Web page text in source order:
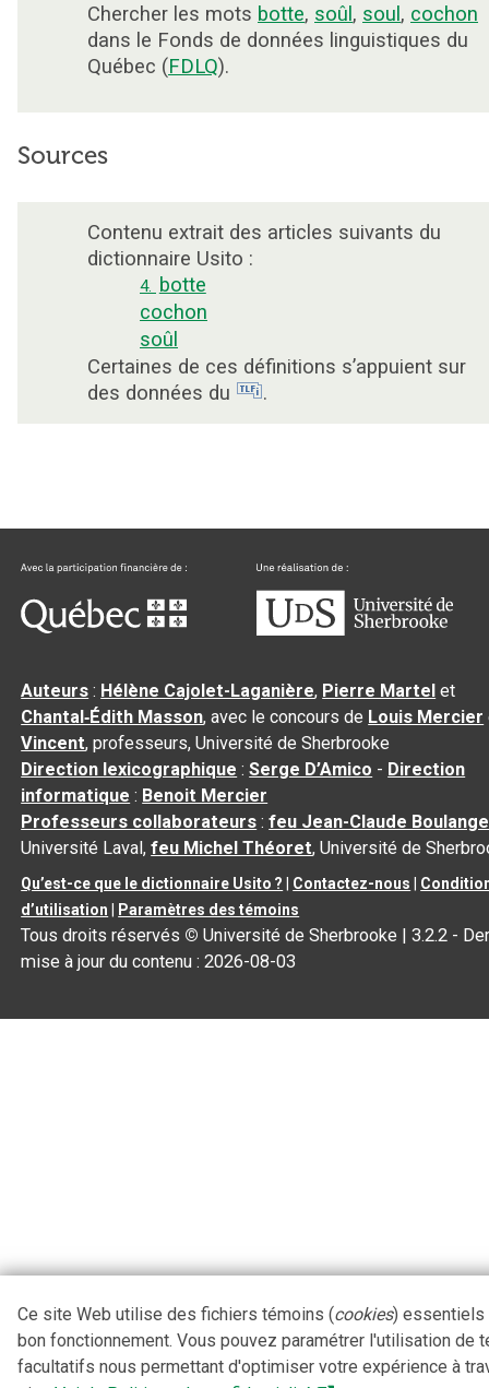
Chercher les mots botte, soûl , soul , cochon
dans le Fonds de données linguistiques du
Québec (FDLQ).
Sources
Contenu extrait des articles suivants du
dictionnaire Usito :
4. botte
cochon
soûl
Certaines de ces définitions s’appuient sur
des données du
.
Auteurs : Hélène Cajolet-Laganière, Pierre Martel et
Chantal‑Édith Masson, avec le concours de Louis Mercier
Vincent, professeurs, Université de Sherbrooke
Direction lexicographique :Serge D’Amico - Direction
informatique : Benoit Mercier
Professeurs collaborateurs :feu Jean-Claude
Université Laval,feu Michel Théoret, Université de
Qu’est-ce que le dictionnaire Usito ? Contactez-nous
d’utilisation
Paramètres des témoins
Tous droits réservés © Université de Sherbrooke |3.2.2 -
mise à jour du contenu :2026-08-03
Ce site Web utilise des fichiers témoins (cookies) essentiels
bon fonctionnement. Vous pouvez paramétrer l'utilisation de
facultatifs nous permettant d'optimiser votre expérience à